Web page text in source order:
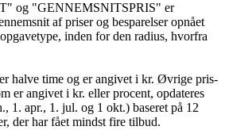
og "GENNEMSNITSPRIS" er
af priser og besparelser opnået
inden for den radius, hvorfra
halve time og er angivet i kr. Øvrige pris-
er angivet i kr. eller procent, opdateres
1. apr., 1. jul. og 1 okt.) baseret på 12
der har fået mindst fire tilbud.